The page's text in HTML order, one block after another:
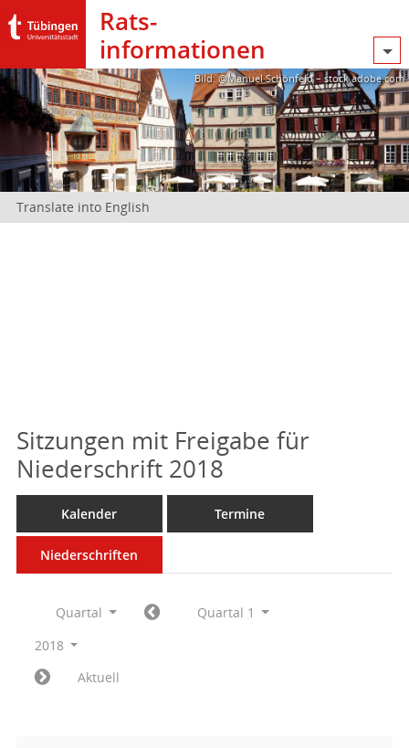
Rats­
informationen
Bild: @Manuel Schönfeld – stock.adobe.com
Translate into English
Sitzungen mit Freigabe für
Niederschrift 2018
Kalender Termine
Niederschriften
Quartal
Quartal 1
2018
Aktuell